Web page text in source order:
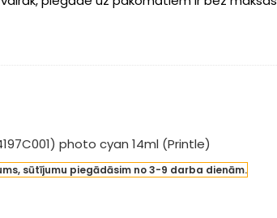
photo cyan 14ml (Printle)
sūtījumu piegādāsim no 3-9 darba dienām.